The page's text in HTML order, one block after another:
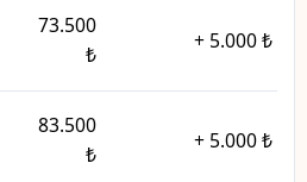
73.500
₺
+ 5.000 ₺
83.500
₺
+ 5.000 ₺